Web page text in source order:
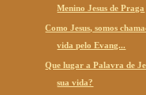
Menino Jesus de Praga
Como Jesus, somos
vida pelo Evang...
Que lugar a Palavra de
sua vida?